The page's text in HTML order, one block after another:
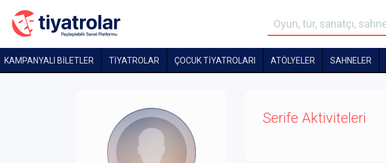
KAMPANYALI BİLETLER TİYATROLAR ÇOCUK TIYATROLARI ATÖLYELER SAHNELER
Serife Aktiviteleri